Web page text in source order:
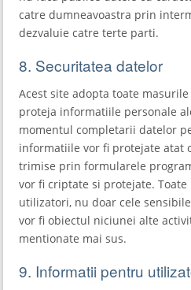
catre dumneavoastra prin
dezvaluie catre terte parti.
8. Securitatea datelor
Acest site adopta toate
proteja informatiile personale
momentul completarii datelor
informatiile vor fi protejate atat
trimise prin formularele
vor fi criptate si protejate.
utilizatori, nu doar cele
vor fi obiectul niciunei alte
mentionate mai sus.
9. Informatii pentru